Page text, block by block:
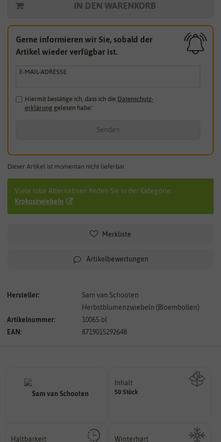
IN DEN WARENKORB
Gerne informieren wir Sie, sobald der
Artikel wieder verfügbar ist.
E-MAIL-ADRESSE
Hiermit bestätige ich, dass ich die Daten­schutz­
erklärunggelesen habe.*
Senden
Dieser Artikel ist momentan nicht lieferbar.
Viele tolle Alternativen finden Sie in der Kategorie:
Krokuszwiebeln
Merkliste
Artikelbewertungen
Hersteller:
Sam van Schooten
Herbstblumenzwiebeln (Bloembollen)
Artikelnummer:
10065-bl
EAN:
8719015292648
Inhalt
50 StückWie viel ist enthalten
Haltbarkeit Winterhart